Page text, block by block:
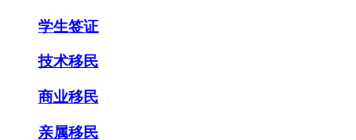
学生签证
技术移民
商业移民
亲属移民